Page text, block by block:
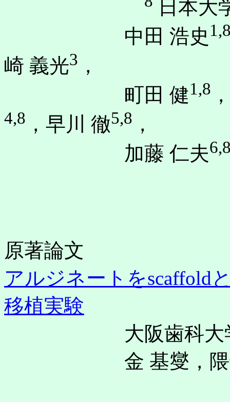
日本大
中田 浩史
崎 義光3 ，
町田 健1,8
4,8 ，早川 徹5,8 ，
加藤 仁夫
原著論文
アルジネートをscaffold
移植実験
大阪歯科大学
金 基燮，隈部俊